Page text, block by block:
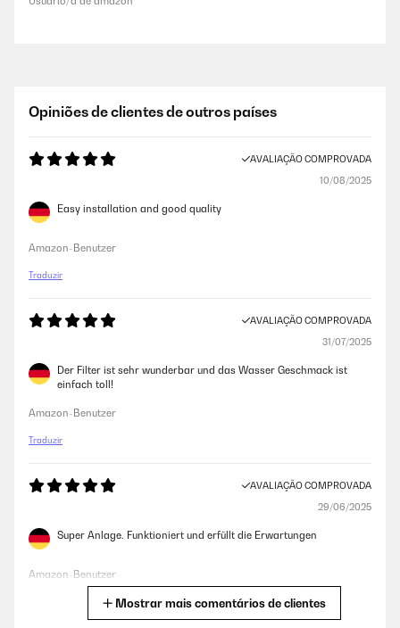
Opiniões de clientes de outros países
AVALIAÇÃO COMPROVADA
10/08/2025
Easy installation and good quality
Amazon-Benutzer
Traduzir
AVALIAÇÃO COMPROVADA
31/07/2025
Der Filter ist sehr wunderbar und das Wasser Geschmack ist
einfach toll!
Amazon-Benutzer
Traduzir
AVALIAÇÃO COMPROVADA
29/06/2025
Super Anlage. Funktioniert und erfüllt die Erwartungen
Amazon-Benutzer
Mostrar mais comentários de clientes